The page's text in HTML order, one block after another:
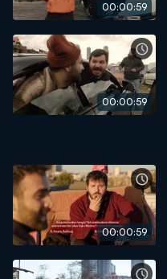
00:00:59
00:00:59
00:00:59